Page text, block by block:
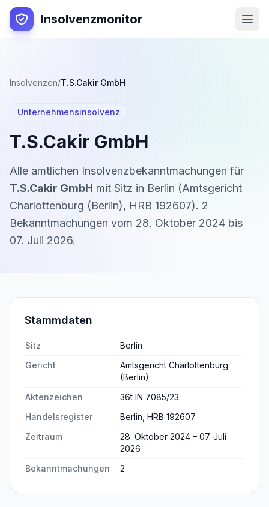
Insolvenzmonitor
Insolvenzen/T.S.Cakir GmbH
Unternehmensinsolvenz
T.S.Cakir GmbH
Alle amtlichen Insolvenzbekanntmachungen für
T.S.Cakir GmbH mit Sitz in Berlin (Amtsgericht
Charlottenburg (Berlin), HRB 192607). 2
Bekanntmachungen vom 28. Oktober 2024 bis
07. Juli 2026.
Stammdaten
Sitz
Berlin
Gericht
Amtsgericht Charlottenburg
(Berlin)
Aktenzeichen
36t IN 7085/23
Handelsregister
Berlin, HRB 192607
Zeitraum
28. Oktober 2024 – 07. Juli
2026
Bekanntmachungen
2